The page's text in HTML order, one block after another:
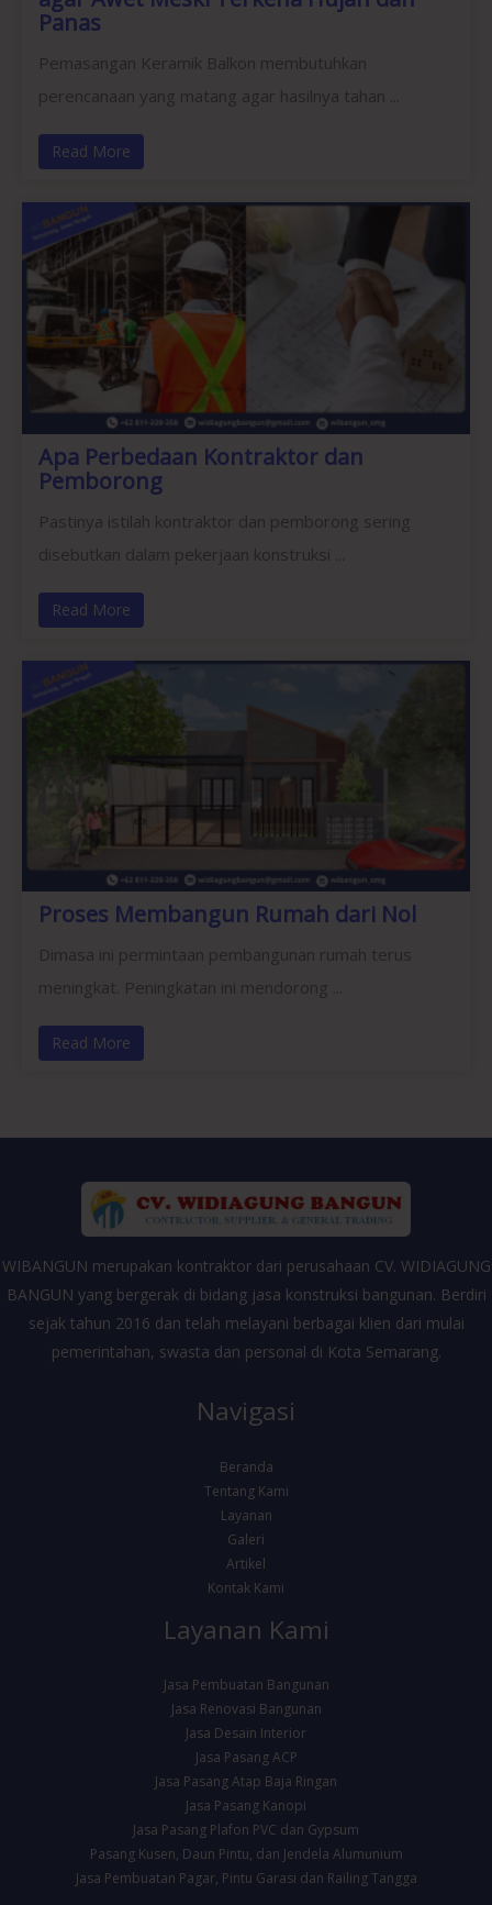
Panas
Pemasangan Keramik Balkon membutuhkan
perencanaan yang matang agar hasilnya tahan ...
Read More
Apa Perbedaan Kontraktor dan
Pemborong
Pastinya istilah kontraktor dan pemborong sering
disebutkan dalam pekerjaan konstruksi ...
Read More
Proses Membangun Rumah dari Nol
Dimasa ini permintaan pembangunan rumah terus
meningkat. Peningkatan ini mendorong ...
Read More
WIBANGUN merupakan kontraktor dari perusahaan CV. WIDIAGUNG
BANGUN yang bergerak di bidang jasa konstruksi bangunan. Berdiri
sejak tahun 2016 dan telah melayani berbagai klien dari mulai
pemerintahan, swasta dan personal di Kota Semarang.
Navigasi
Beranda
Tentang Kami
Layanan
Galeri
Artikel
Kontak Kami
Layanan Kami
Jasa Pembuatan Bangunan
Jasa Renovasi Bangunan
Jasa Desain Interior
Jasa Pasang ACP
Jasa Pasang Atap Baja Ringan
Jasa Pasang Kanopi
Jasa Pasang Plafon PVC dan Gypsum
Pasang Kusen, Daun Pintu, dan Jendela Alumunium
Jasa Pembuatan Pagar, Pintu Garasi dan Railing Tangga